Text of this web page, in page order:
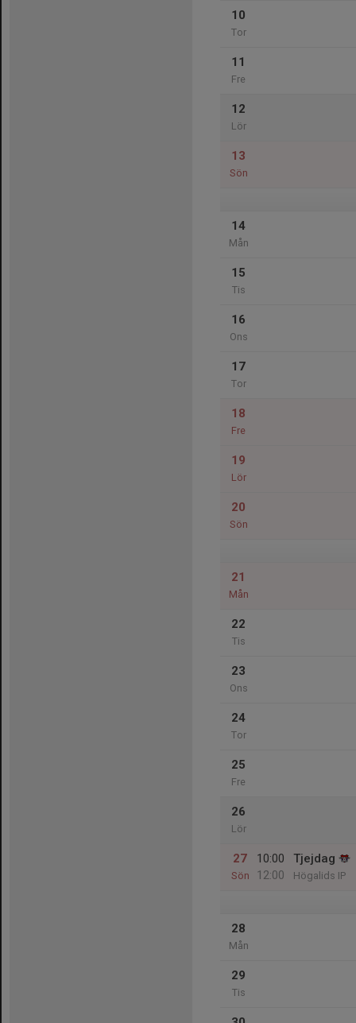
10
Tor
11
Fre
12
Lör
13
Sön
14
Mån
15
Tis
16
Ons
17
Tor
18
Fre
19
Lör
20
Sön
21
Mån
22
Tis
23
Ons
24
Tor
25
Fre
26
Lör
27
Sön
10:00
12:00
Tjejdag
Högalids IP
28
Mån
29
Tis